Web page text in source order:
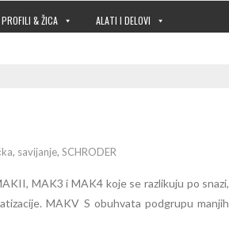
PROFILI & ŽICA ALATI I DELOVI
, savijanje, SCHRODER
MAK3 i MAK4 koje se razlikuju po snazi,
MAKV S obuhvata podgrupu manjih